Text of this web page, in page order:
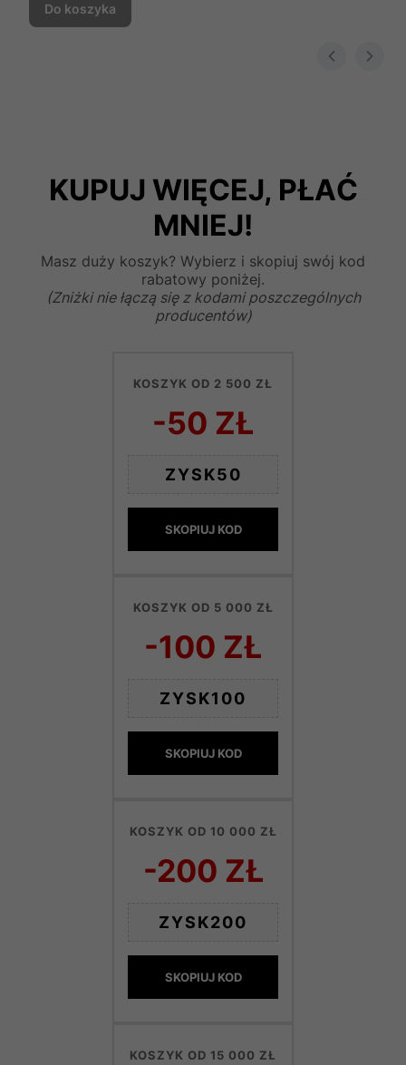
Do koszyka
KUPUJ WIĘCEJ, PŁAĆ
MNIEJ!
Masz duży koszyk? Wybierz i skopiuj swój kod
rabatowy poniżej.
(Zniżki nie łączą się z kodami poszczególnych
producentów)
KOSZYK OD 2 500 ZŁ
-50 ZŁ
ZYSK50
SKOPIUJ KOD
KOSZYK OD 5 000 ZŁ
-100 ZŁ
ZYSK100
SKOPIUJ KOD
KOSZYK OD 10 000 ZŁ
-200 ZŁ
ZYSK200
SKOPIUJ KOD
KOSZYK OD 15 000 ZŁ